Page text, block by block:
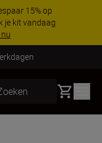
15% op
je kit vandaag
Basket